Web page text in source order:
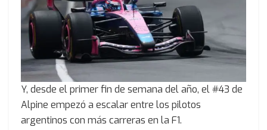
Y, desde el primer fin de semana del año, el #43 de
Alpine empezó a escalar entre los pilotos
argentinos con más carreras en la F1.